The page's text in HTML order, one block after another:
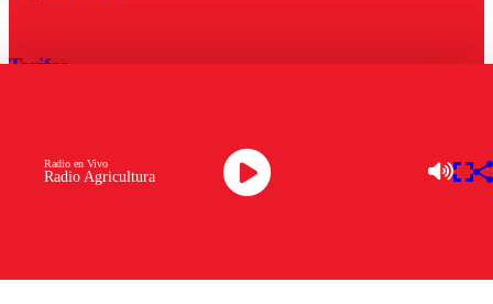
Radio Agricultura
Radio en Vivo
Tarifas
Descarga la APP